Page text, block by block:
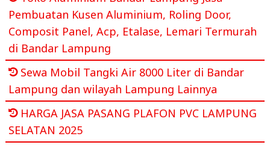
Pembuatan Kusen Aluminium, Roling Door,
Composit Panel, Acp, Etalase, Lemari Termurah
di Bandar Lampung
Sewa Mobil Tangki Air 8000 Liter di Bandar
Lampung dan wilayah Lampung Lainnya
HARGA JASA PASANG PLAFON PVC LAMPUNG
SELATAN 2025